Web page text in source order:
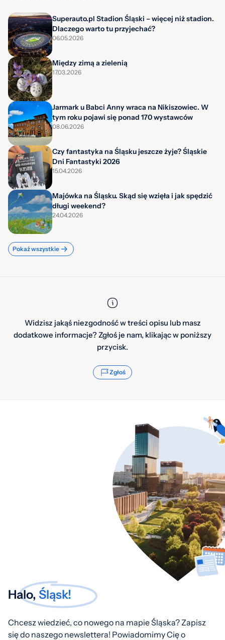
Superauto.pl Stadion Śląski – więcej niż stadion.
Dlaczego warto tu przyjechać?
06.05.2026
Między zimą a zielenią
17.03.2026
Jarmark u Babci Anny wraca na Nikiszowiec. W
tym roku pojawi się ponad 170 wystawców
08.06.2026
Czy fantastyka na Śląsku jeszcze żyje? Śląskie
Dni Fantastyki 2026
15.04.2026
Majówka na Śląsku. Skąd się wzięła i jak spędzić
długi weekend?
24.04.2026
Pokaż wszystkie
Widzisz jakąś niezgodność w treści opisu lub masz
dodatkowe informacje? Zgłoś je nam, klikając w poniższy
przycisk.
Zgłoś
Halo, Śląsk!
Chcesz wiedzieć, co nowego na mapie Śląska? Zapisz
się do naszego newslettera! Powiadomimy Cię o